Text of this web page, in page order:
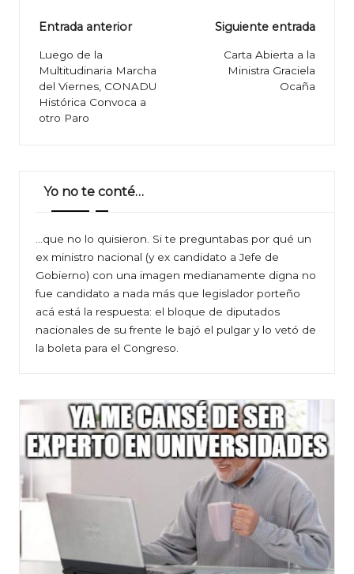
Navegación
de
entradas
Entrada anterior
Luego de la
Multitudinaria Marcha
del Viernes, CONADU
Histórica Convoca a
otro Paro
Siguiente entrada
Carta Abierta a la
Ministra Graciela
Ocaña
Yo no te conté…
…que no lo quisieron. Si te preguntabas por qué un
ex ministro nacional (y ex candidato a Jefe de
Gobierno) con una imagen medianamente digna no
fue candidato a nada más que legislador porteño
acá está la respuesta: el bloque de diputados
nacionales de su frente le bajó el pulgar y lo vetó de
la boleta para el Congreso.